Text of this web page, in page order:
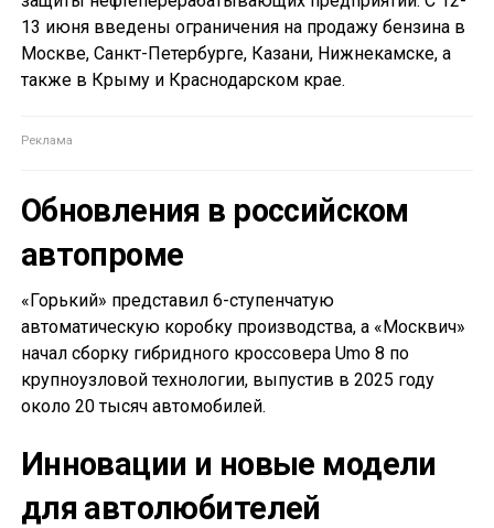
13 июня введены ограничения на продажу бензина в
Москве, Санкт-Петербурге, Казани, Нижнекамске, а
также в Крыму и Краснодарском крае.
Обновления в российском
автопроме
«Горький» представил 6-ступенчатую
автоматическую коробку производства, а «Москвич»
начал сборку гибридного кроссовера Umo 8 по
крупноузловой технологии, выпустив в 2025 году
около 20 тысяч автомобилей.
Инновации и новые модели
для автолюбителей